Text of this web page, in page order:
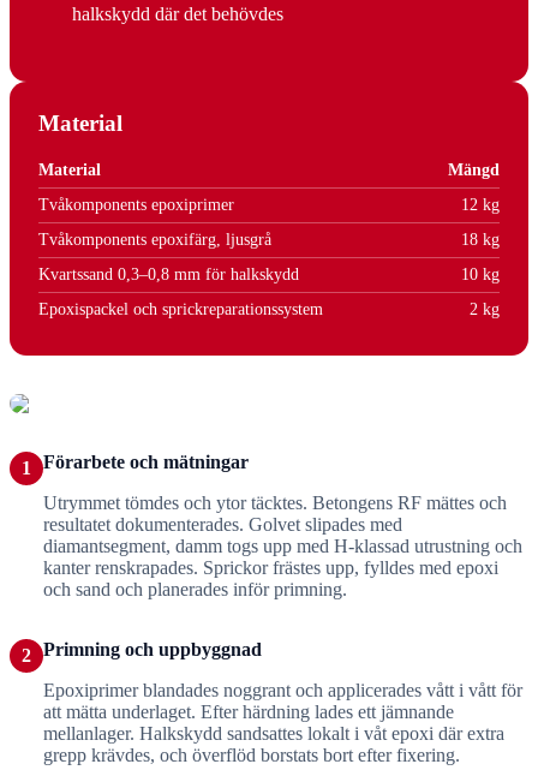
halkskydd där det behövdes
Material
Material
Mängd
Tvåkomponents epoxiprimer
12 kg
Tvåkomponents epoxifärg, ljusgrå
18 kg
Kvartssand 0,3–0,8 mm för halkskydd
10 kg
Epoxispackel och sprickreparationssystem
2 kg
1
Förarbete och mätningar
Utrymmet tömdes och ytor täcktes. Betongens RF mättes och
resultatet dokumenterades. Golvet slipades med
diamantsegment, damm togs upp med H-klassad utrustning och
kanter renskrapades. Sprickor frästes upp, fylldes med epoxi
och sand och planerades inför primning.
2 Primning och uppbyggnad
Epoxiprimer blandades noggrant och applicerades vått i vått för
att mätta underlaget. Efter härdning lades ett jämnande
mellanlager. Halkskydd sandsattes lokalt i våt epoxi där extra
grepp krävdes, och överflöd borstats bort efter fixering.